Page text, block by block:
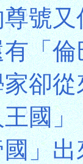
號
「
卻
國
」出